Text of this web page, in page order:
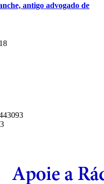
antigo advogado de